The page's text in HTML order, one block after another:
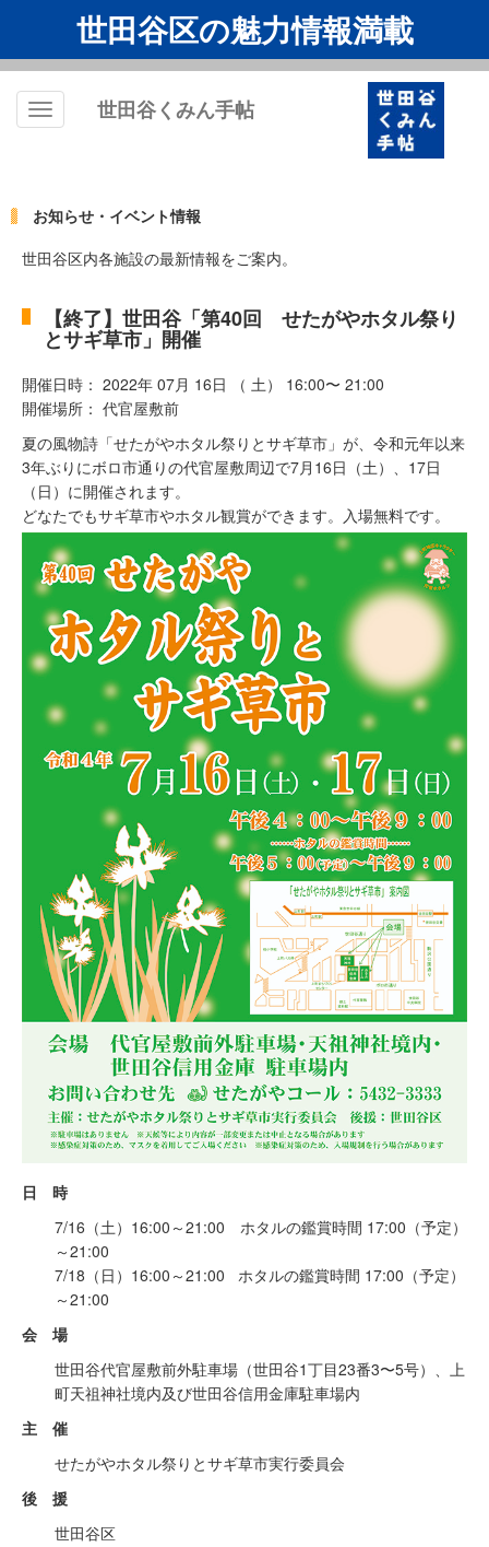
世田谷区の魅力情報満載
Toggle
世田谷くみん手帖
お知らせ・イベント情報
世田谷区内各施設の最新情報をご案内。
【終了】世田谷「第40回 せたがやホタル祭り
とサギ草市」開催
開催日時： 2022年 07月 16日 （ 土） 16:00〜 21:00
開催場所： 代官屋敷前
夏の風物詩「せたがやホタル祭りとサギ草市」が、令和元年以来
3年ぶりにボロ市通りの代官屋敷周辺で7月16日（土）、17日
（日）に開催されます。
どなたでもサギ草市やホタル観賞ができます。入場無料です。
日 時
7/16（土）16:00～21:00 ホタルの鑑賞時間 17:00（予定）
～21:00
7/18（日）16:00～21:00 ホタルの鑑賞時間 17:00（予定）
～21:00
会 場
世田谷代官屋敷前外駐車場（世田谷1丁目23番3〜5号）、上
町天祖神社境内及び世田谷信用金庫駐車場内
主 催
せたがやホタル祭りとサギ草市実行委員会
後 援
世田谷区